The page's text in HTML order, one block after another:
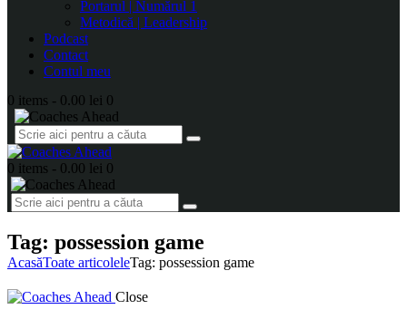
Portarul | Numărul 1
Metodică | Leadership
Podcast
Contact
Contul meu
0 items - 0.00 lei 0
0 items - 0.00 lei 0
Tag: possession game
AcasăToate articoleleTag: possession game
Close